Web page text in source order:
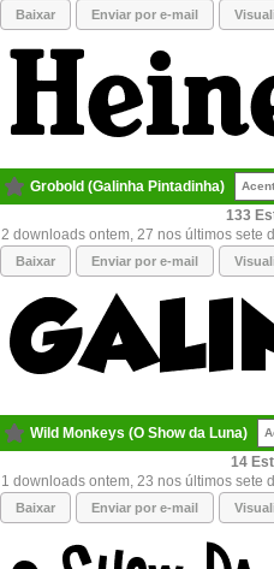
Baixar Enviar por e-mail
Grobold (Galinha Pintadinha)
133
2 downloads ontem, 27 nos últimos sete
Baixar Enviar por e-mail
Wild Monkeys (O Show da Luna)
14
1 downloads ontem, 23 nos últimos sete
Baixar Enviar por e-mail